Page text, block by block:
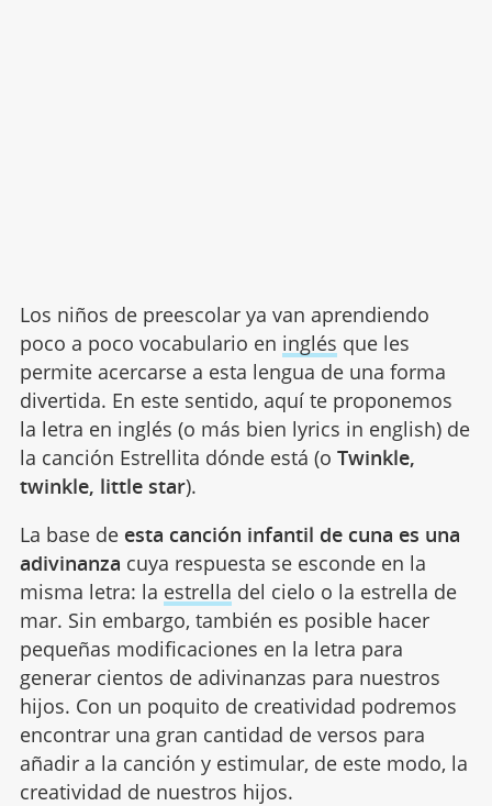
Los niños de preescolar ya van aprendiendo
poco a poco vocabulario en inglés que les
permite acercarse a esta lengua de una forma
divertida. En este sentido, aquí te proponemos
la letra en inglés (o más bien lyrics in english) de
la canción Estrellita dónde está (o Twinkle,
twinkle, little star).
La base de esta canción infantil de cuna es una
adivinanza cuya respuesta se esconde en la
misma letra: la estrella del cielo o la estrella de
mar. Sin embargo, también es posible hacer
pequeñas modificaciones en la letra para
generar cientos de adivinanzas para nuestros
hijos. Con un poquito de creatividad podremos
encontrar una gran cantidad de versos para
añadir a la canción y estimular, de este modo, la
creatividad de nuestros hijos.